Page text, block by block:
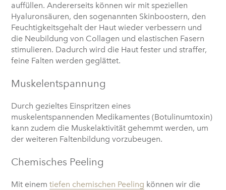
auffüllen. Andererseits können wir mit speziellen
Hyaluronsäuren, den sogenannten Skinboostern, den
Feuchtigkeitsgehalt der Haut wieder verbessern und
die Neubildung von Collagen und elastischen Fasern
stimulieren. Dadurch wird die Haut fester und straffer,
feine Falten werden geglättet.
Muskelentspannung
Durch gezieltes Einspritzen eines
muskelentspannenden Medikamentes (Botulinumtoxin)
kann zudem die Muskelaktivität gehemmt werden, um
der weiteren Faltenbildung vorzubeugen.
Chemisches Peeling
Mit einemtiefen chemischen Peeling können wir die